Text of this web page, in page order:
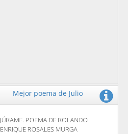
Mejor poema de Julio
JÚRAME. POEMA DE ROLANDO
ENRIQUE ROSALES MURGA